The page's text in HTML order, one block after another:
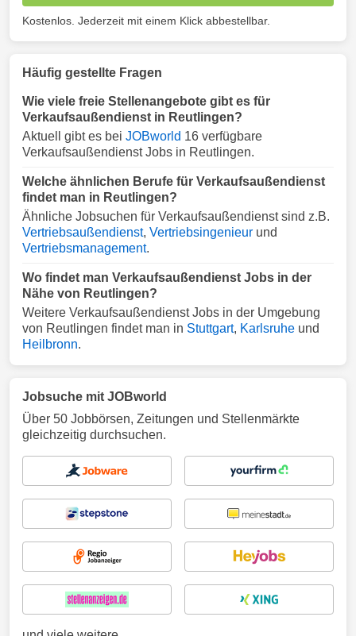
Kostenlos. Jederzeit mit einem Klick abbestellbar.
Häufig gestellte Fragen
Wie viele freie Stellenangebote gibt es für
Verkaufsaußendienst in Reutlingen?
Aktuell gibt es bei JOBworld 16 verfügbare
Verkaufsaußendienst Jobs in Reutlingen.
Welche ähnlichen Berufe für Verkaufsaußendienst
findet man in Reutlingen?
Ähnliche Jobsuchen für Verkaufsaußendienst sind z.B.
Vertriebsaußendienst, Vertriebsingenieur und
Vertriebsmanagement.
Wo findet man Verkaufsaußendienst Jobs in der
Nähe von Reutlingen?
Weitere Verkaufsaußendienst Jobs in der Umgebung
von Reutlingen findet man in Stuttgart, Karlsruhe und
Heilbronn.
Jobsuche mit JOBworld
Über 50 Jobbörsen, Zeitungen und Stellenmärkte
gleichzeitig durchsuchen.